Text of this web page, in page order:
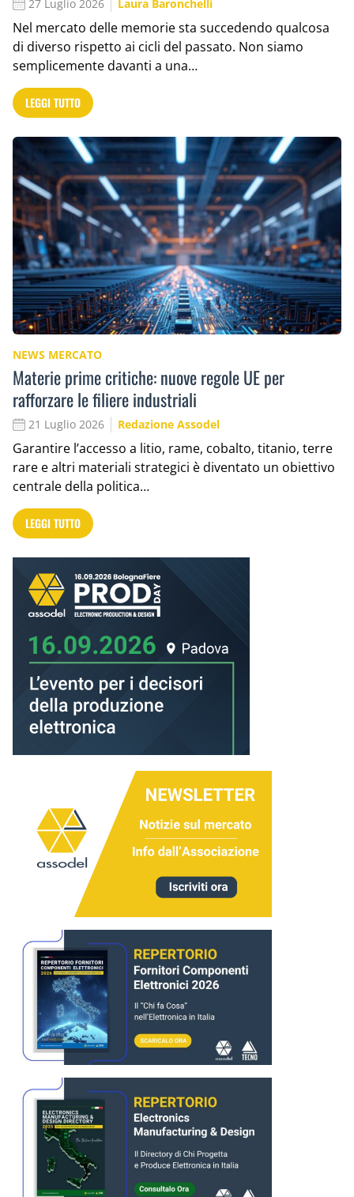
27 Luglio 2026 Laura Baronchelli
Nel mercato delle memorie sta succedendo qualcosa
di diverso rispetto ai cicli del passato. Non siamo
semplicemente davanti a una…
LEGGI TUTTO
NEWS MERCATO
Materie prime critiche: nuove regole UE per
rafforzare le filiere industriali
21 Luglio 2026 Redazione Assodel
Garantire l’accesso a litio, rame, cobalto, titanio, terre
rare e altri materiali strategici è diventato un obiettivo
centrale della politica…
LEGGI TUTTO